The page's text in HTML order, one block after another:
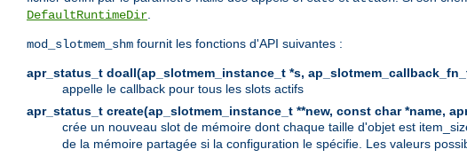
DefaultRuntimeDir.
mod_slotmem_shm fournit les fonctions d'API suivantes :
apr_status_t doall(ap_slotmem_instance_t *s,
appelle le callback pour tous les slots actifs
apr_status_t create(ap_slotmem_instance_t **new, const char *name,
crée un nouveau slot de mémoire dont chaque taille d'objet est
de la mémoire partagée si la configuration le spécifie. Les valeurs